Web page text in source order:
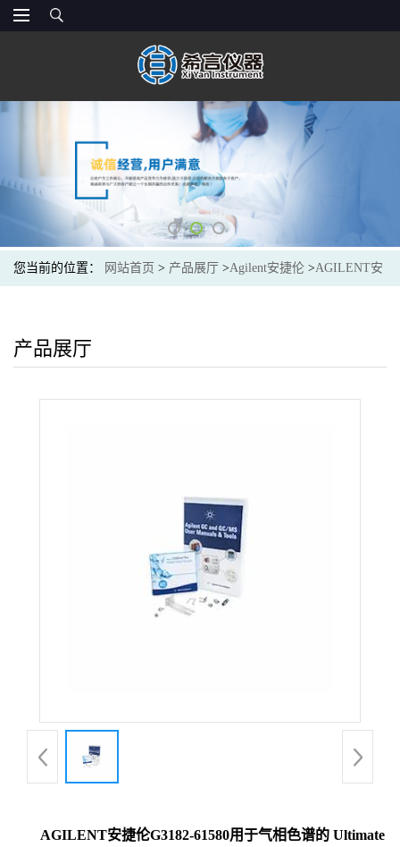
您当前的位置： 网站首页 > 产品展厅 >Agilent安捷伦 >AGILENT安
Deactivated
产品展厅
AGILENT安捷伦G3182-61580用于气相色谱的 Ultimate